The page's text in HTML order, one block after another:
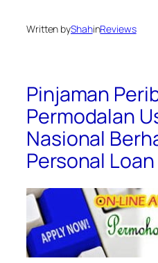
Written byShahinReviews
Pinjaman
Permodalan
Nasional
Personal Loan